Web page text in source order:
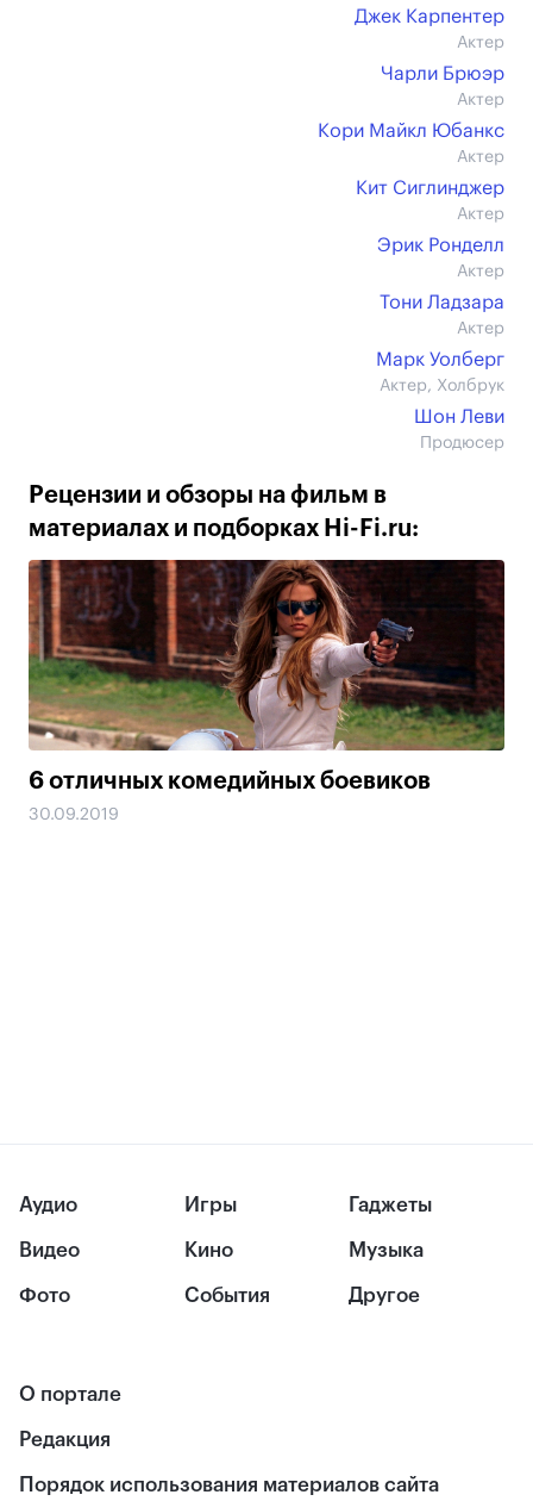
Джек Карпентер
Актер
Чарли Брюэр
Актер
Кори Майкл Юбанкс
Актер
Кит Сиглинджер
Актер
Эрик Ронделл
Актер
Тони Ладзара
Актер
Марк Уолберг
Актер, Холбрук
Шон Леви
Продюсер
Рецензии и обзоры на фильм в
материалах и подборках Hi-Fi.ru:
6 отличных комедийных боевиков
30.09.2019
Аудио
Видео
Фото
Игры
Кино
События
Гаджеты
Музыка
Другое
О портале
Редакция
Порядок использования материалов сайта